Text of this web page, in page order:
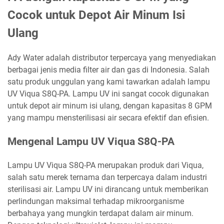
Cocok untuk Depot Air Minum Isi
Ulang
Ady Water adalah distributor terpercaya yang menyediakan
berbagai jenis media filter air dan gas di Indonesia. Salah
satu produk unggulan yang kami tawarkan adalah lampu
UV Viqua S8Q-PA. Lampu UV ini sangat cocok digunakan
untuk depot air minum isi ulang, dengan kapasitas 8 GPM
yang mampu mensterilisasi air secara efektif dan efisien.
Mengenal Lampu UV Viqua S8Q-PA
Lampu UV Viqua S8Q-PA merupakan produk dari Viqua,
salah satu merek ternama dan terpercaya dalam industri
sterilisasi air. Lampu UV ini dirancang untuk memberikan
perlindungan maksimal terhadap mikroorganisme
berbahaya yang mungkin terdapat dalam air minum.